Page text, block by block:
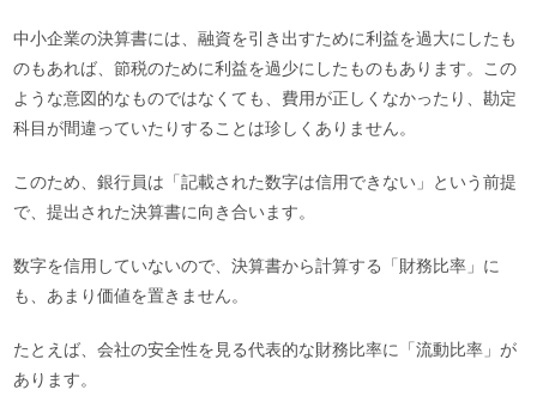
中小企業の決算書には、融資を引き出すために利益を過大にしたも
のもあれば、節税のために利益を過少にしたものもあります。この
ような意図的なものではなくても、費用が正しくなかったり、勘定
科目が間違っていたりすることは珍しくありません。
このため、銀行員は「記載された数字は信用できない」という前提
で、提出された決算書に向き合います。
数字を信用していないので、決算書から計算する「財務比率」に
も、あまり価値を置きません。
たとえば、会社の安全性を見る代表的な財務比率に「流動比率」が
あります。